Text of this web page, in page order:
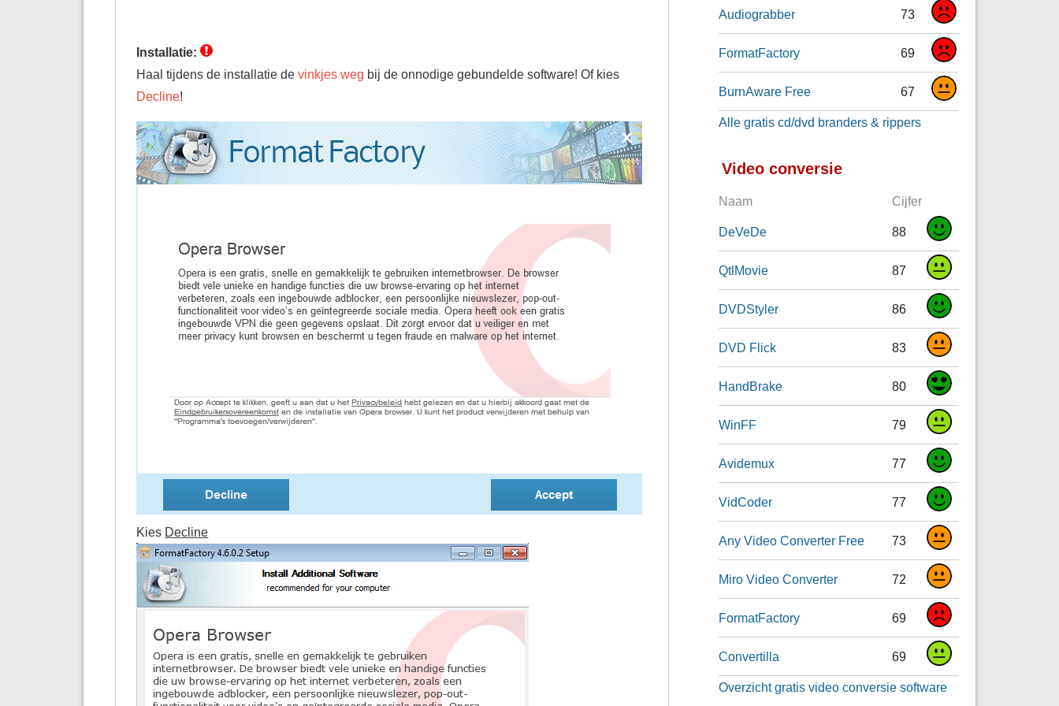
Installatie:
Haal tijdens de installatie devinkjes weg bij de onnodige gebundelde software! Of kies
Decline!
Kies Decline
Audiograbber 73
FormatFactory 69
BurnAware Free 67
Alle gratis cd/dvd branders & rippers
Video conversie
Naam Cijfer
DeVeDe 88
QtlMovie 87
DVDStyler 86
DVD Flick 83
HandBrake 80
WinFF 79
Avidemux 77
VidCoder 77
Any Video Converter Free 73
Miro Video Converter 72
FormatFactory 69
Convertilla 69
Overzicht gratis video conversie software